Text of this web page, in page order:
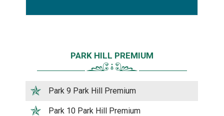
PARK HILL PREMIUM
Park 9 Park Hill Premium
Park 10 Park Hill Premium